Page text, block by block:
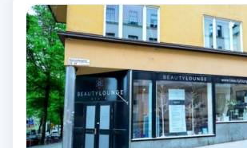
Dermapen
Diamantslipning
Enzympeeling